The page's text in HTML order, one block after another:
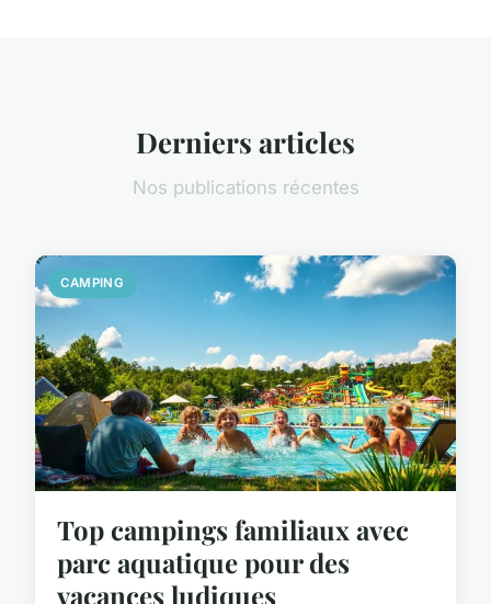
Derniers articles
Nos publications récentes
CAMPING
Top campings familiaux avec
parc aquatique pour des
vacances ludiques